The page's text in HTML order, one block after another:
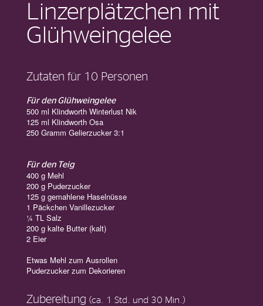
Linzerplätzchen mit
Glühweingelee
Zutaten für 10 Personen
Für den Glühweingelee
500 ml Klindworth Winterlust Nik
125 ml Klindworth Osa
250 Gramm Gelierzucker 3:1
Für den Teig
400 g Mehl
200 g Puderzucker
125 g gemahlene Haselnüsse
1 Päckchen Vanillezucker
¼ TL Salz
200 g kalte Butter (kalt)
2 Eier
Etwas Mehl zum Ausrollen
Puderzucker zum Dekorieren
Zubereitung (ca. 1 Std. und 30 Min.)